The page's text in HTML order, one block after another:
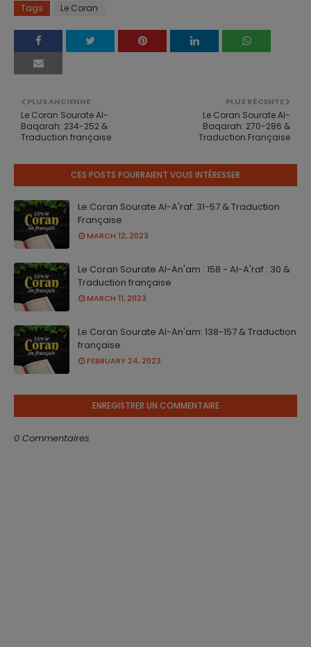
Tags Le Coran
PLUS RÉCENTE
Le Coran Sourate Al-
Baqarah: 270-286 &
Traduction Française
PLUS ANCIENNE
Le Coran Sourate Al-
Baqarah: 234-252 &
Traduction française
CES POSTS POURRAIENT VOUS INTÉRESSER
Le Coran Sourate Al-A'raf: 31-57 & Traduction
Française
MARCH 12, 2023
Le Coran Sourate Al-An'am : 158 - Al-A'raf : 30 &
Traduction française
MARCH 11, 2023
Le Coran Sourate Al-An'am: 138-157 & Traduction
française
FEBRUARY 24, 2023
ENREGISTRER UN COMMENTAIRE
0 Commentaires